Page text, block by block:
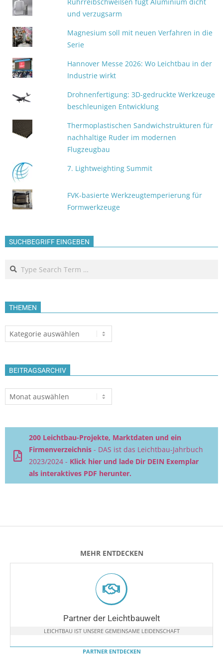
und verzugsarm
Magnesium soll mit neuen Verfahren in die
Serie
Hannover Messe 2026: Wo Leichtbau in der
Industrie wirkt
Drohnenfertigung: 3D-gedruckte Werkzeuge
beschleunigen Entwicklung
Thermoplastischen Sandwichstrukturen für
nachhaltige Ruder im modernen
Flugzeugbau
7. Lightweighting Summit
FVK-basierte Werkzeugtemperierung für
Formwerkzeuge
SUCHBEGRIFF EINGEBEN
Search
THEMEN
Themen
BEITRAGSARCHIV
Beitragsarchiv
200 Leichtbau-Projekte, Marktdaten und ein
Firmenverzeichnis - DAS ist das Leichtbau-Jahrbuch
2023/2024 - Klick hier und lade Dir DEIN Exemplar
als interaktives PDF herunter.
MEHR ENTDECKEN
Partner der Leichtbauwelt
LEICHTBAU IST UNSERE GEMEINSAME LEIDENSCHAFT
PARTNER ENTDECKEN